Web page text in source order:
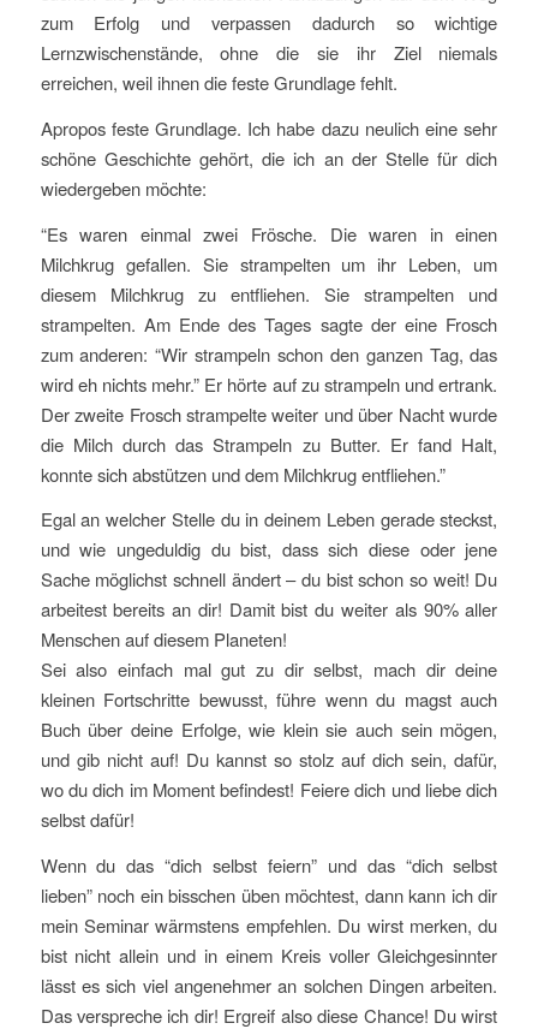
zum Erfolg und verpassen dadurch so wichtige
Lernzwischenstände, ohne die sie ihr Ziel niemals
erreichen, weil ihnen die feste Grundlage fehlt.
Apropos feste Grundlage. Ich habe dazu neulich eine sehr
schöne Geschichte gehört, die ich an der Stelle für dich
wiedergeben möchte:
“Es waren einmal zwei Frösche. Die waren in einen
Milchkrug gefallen. Sie strampelten um ihr Leben, um
diesem Milchkrug zu entfliehen. Sie strampelten und
strampelten. Am Ende des Tages sagte der eine Frosch
zum anderen: “Wir strampeln schon den ganzen Tag, das
wird eh nichts mehr.” Er hörte auf zu strampeln und ertrank.
Der zweite Frosch strampelte weiter und über Nacht wurde
die Milch durch das Strampeln zu Butter. Er fand Halt,
konnte sich abstützen und dem Milchkrug entfliehen.”
Egal an welcher Stelle du in deinem Leben gerade steckst,
und wie ungeduldig du bist, dass sich diese oder jene
Sache möglichst schnell ändert – du bist schon so weit! Du
arbeitest bereits an dir! Damit bist du weiter als 90% aller
Menschen auf diesem Planeten!
Sei also einfach mal gut zu dir selbst, mach dir deine
kleinen Fortschritte bewusst, führe wenn du magst auch
Buch über deine Erfolge, wie klein sie auch sein mögen,
und gib nicht auf! Du kannst so stolz auf dich sein, dafür,
wo du dich im Moment befindest! Feiere dich und liebe dich
selbst dafür!
Wenn du das “dich selbst feiern” und das “dich selbst
lieben” noch ein bisschen üben möchtest, dann kann ich dir
mein Seminar wärmstens empfehlen. Du wirst merken, du
bist nicht allein und in einem Kreis voller Gleichgesinnter
lässt es sich viel angenehmer an solchen Dingen arbeiten.
Das verspreche ich dir! Ergreif also diese Chance! Du wirst